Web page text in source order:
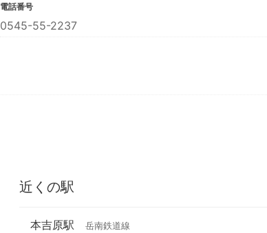
電話番号
0545-55-2237
近くの駅
本吉原駅 岳南鉄道線